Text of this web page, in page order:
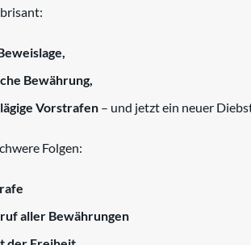
Bewährung,
Vorstrafen – und jetzt ein neuer
Folgen:
aller Bewährungen